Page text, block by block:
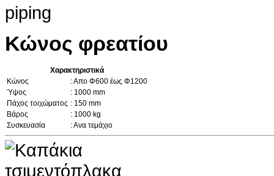
Κώνος φρεατίου
Χαρακτηριστικά
Κώνος
: Απο Φ600 έως Φ1200
Ύψος
: 1000 mm
Πάχος τοιχώματος : 150 mm
Βάρος
: 1000 kg
Συσκευασία
: Ανα τεμάχιο